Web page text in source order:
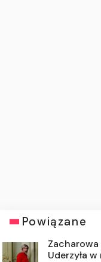
Powiązane
Uderzyła